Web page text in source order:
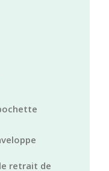
retrait de